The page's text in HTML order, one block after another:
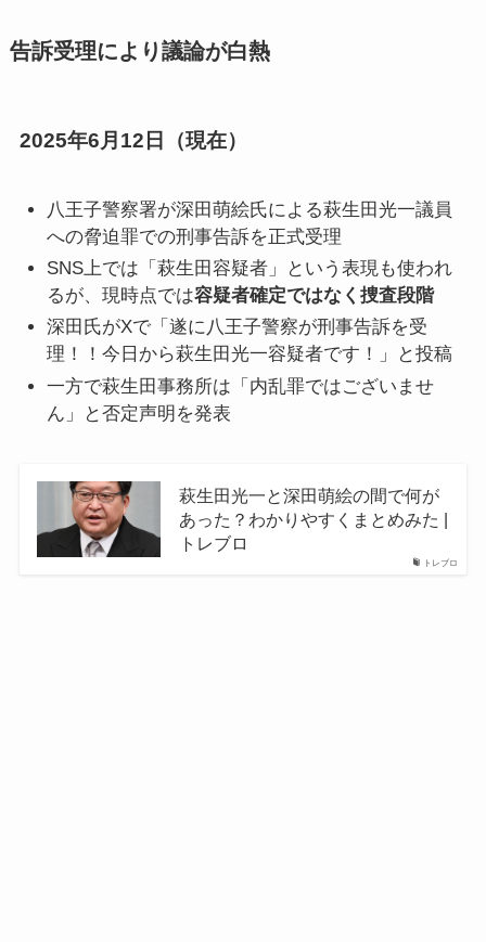
告訴受理により議論が白熱
2025年6月12日（現在）
八王子警察署が深田萌絵氏による萩生田光一議員
への脅迫罪での刑事告訴を正式受理
SNS上では「萩生田容疑者」という表現も使われ
るが、現時点では容疑者確定ではなく捜査段階
深田氏がXで「遂に八王子警察が刑事告訴を受
理！！今日から萩生田光一容疑者です！」と投稿
一方で萩生田事務所は「内乱罪ではございませ
ん」と否定声明を発表
トレブロ
萩生田光一と深田萌絵の間で何が
あった？わかりやすくまとめみた |
トレブロ